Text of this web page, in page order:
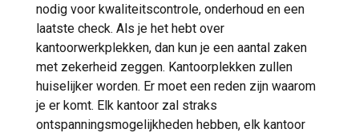
nodig voor kwaliteitscontrole, onderhoud en een
laatste check. Als je het hebt over
kantoorwerkplekken, dan kun je een aantal zaken
met zekerheid zeggen. Kantoorplekken zullen
huiselijker worden. Er moet een reden zijn waarom
je er komt. Elk kantoor zal straks
ontspanningsmogelijkheden hebben, elk kantoor